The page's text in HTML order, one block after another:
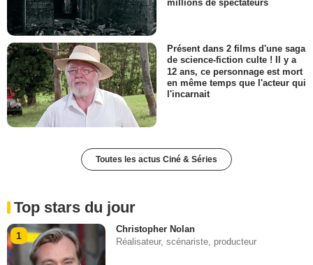
millions de spectateurs
Présent dans 2 films d'une saga
de science-fiction culte ! Il y a
12 ans, ce personnage est mort
en même temps que l'acteur qui
l'incarnait
Toutes les actus Ciné & Séries
Top stars du jour
1
Christopher Nolan
Réalisateur, scénariste, producteur